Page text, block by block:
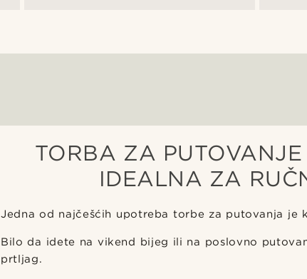
TORBA ZA
IDEALNA ZA
Jedna od najčešćih upotreba torbe za putovanja je
Bilo da idete na vikend bijeg ili na poslovno
prtljag.